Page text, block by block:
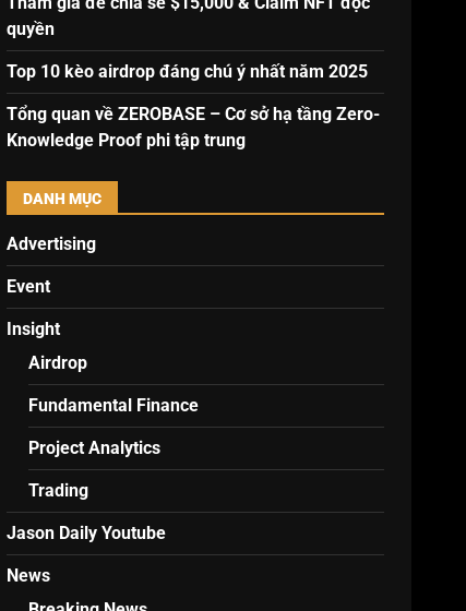
quyền
Top 10 kèo airdrop đáng chú ý nhất năm 2025
Tổng quan về ZEROBASE – Cơ sở hạ tầng Zero-
Knowledge Proof phi tập trung
DANH MỤC
Advertising
Event
Insight
Airdrop
Fundamental Finance
Project Analytics
Trading
Jason Daily Youtube
News